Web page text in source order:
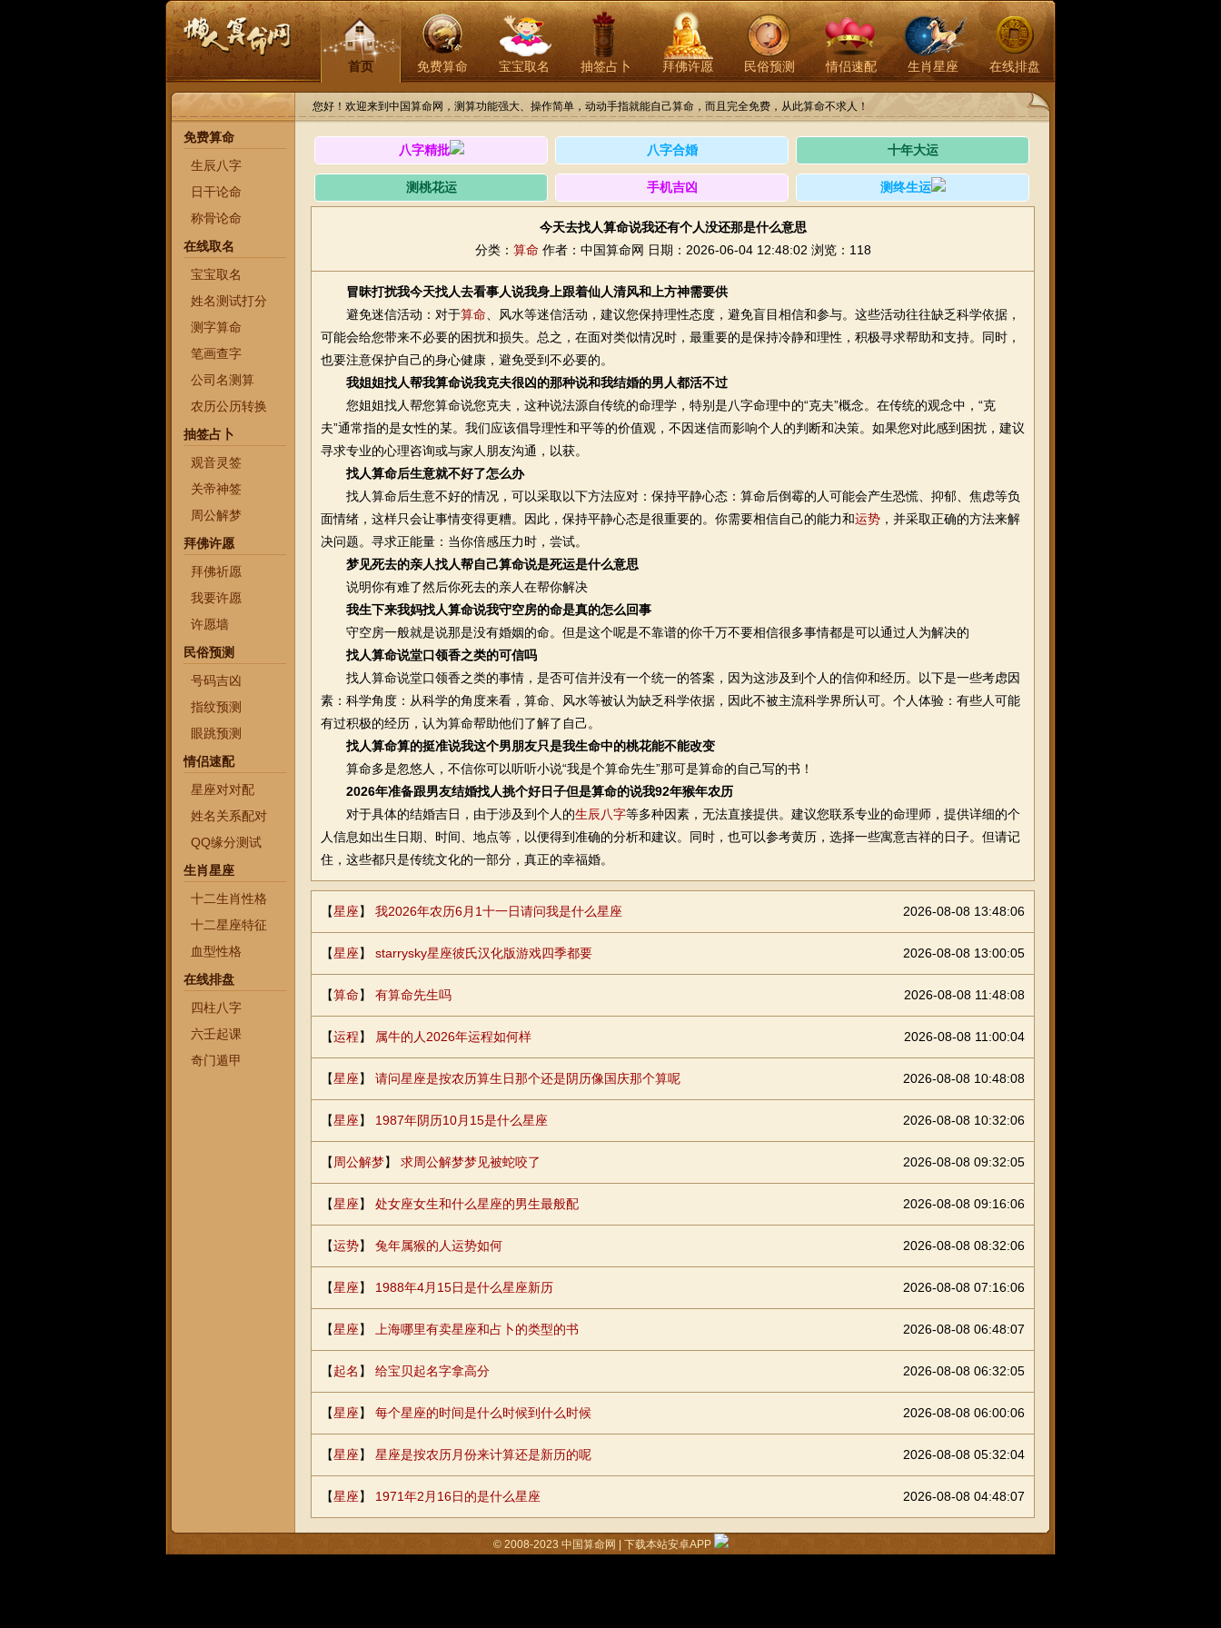
首页 免费算命 宝宝取名 抽签占卜 拜佛许愿 民俗预测 情侣速配 生肖星座 在线排盘
您好！欢迎来到中国算命网，测算功能强大、操作简单，动动手指就能自己算命，而且完全免费，从此算命不求人！
免费算命
生辰八字
日干论命
称骨论命
在线取名
宝宝取名
姓名测试打分
测字算命
笔画查字
公司名测算
农历公历转换
抽签占卜
观音灵签
关帝神签
周公解梦
拜佛许愿
拜佛祈愿
我要许愿
许愿墙
民俗预测
号码吉凶
指纹预测
眼跳预测
情侣速配
星座对对配
姓名关系配对
QQ缘分测试
生肖星座
十二生肖性格
十二星座特征
血型性格
在线排盘
四柱八字
六壬起课
奇门遁甲
八字精批 八字合婚 十年大运
测桃花运 手机吉凶 测终生运
今天去找人算命说我还有个人没还那是什么意思
分类： 算命 作者：中国算命网 日期：2026-06-04 12:48:02 浏览：118
冒昧打扰我今天找人去看事人说我身上跟着仙人清风和上方神需要供
避免迷信活动：对于算命 、风水等迷信活动，建议您保持理性态度，避免盲目相信和参与。这些活动往往缺乏科学依据，
可能会给您带来不必要的困扰和损失。总之，在面对类似情况时，最重要的是保持冷静和理性，积极寻求帮助和支持。同时，
也要注意保护自己的身心健康，避免受到不必要的。
我姐姐找人帮我算命说我克夫很凶的那种说和我结婚的男人都活不过
您姐姐找人帮您算命说您克夫，这种说法源自传统的命理学，特别是八字命理中的“克夫”概念。在传统的观念中，“克
夫”通常指的是女性的某。我们应该倡导理性和平等的价值观，不因迷信而影响个人的判断和决策。如果您对此感到困扰，建议
寻求专业的心理咨询或与家人朋友沟通，以获。
找人算命后生意就不好了怎么办
找人算命后生意不好的情况，可以采取以下方法应对：保持平静心态：算命后倒霉的人可能会产生恐慌、抑郁、焦虑等负
面情绪，这样只会让事情变得更糟。因此，保持平静心态是很重要的。你需要相信自己的能力和运势 ，并采取正确的方法来解
决问题。寻求正能量：当你倍感压力时，尝试。
梦见死去的亲人找人帮自己算命说是死运是什么意思
说明你有难了然后你死去的亲人在帮你解决
我生下来我妈找人算命说我守空房的命是真的怎么回事
守空房一般就是说那是没有婚姻的命。但是这个呢是不靠谱的你千万不要相信很多事情都是可以通过人为解决的
找人算命说堂口领香之类的可信吗
找人算命说堂口领香之类的事情，是否可信并没有一个统一的答案，因为这涉及到个人的信仰和经历。以下是一些考虑因
素：科学角度：从科学的角度来看，算命、风水等被认为缺乏科学依据，因此不被主流科学界所认可。个人体验：有些人可能
有过积极的经历，认为算命帮助他们了解了自己。
找人算命算的挺准说我这个男朋友只是我生命中的桃花能不能改变
算命多是忽悠人，不信你可以听听小说“我是个算命先生”那可是算命的自己写的书！
2026年准备跟男友结婚找人挑个好日子但是算命的说我92年猴年农历
对于具体的结婚吉日，由于涉及到个人的生辰八字等多种因素，无法直接提供。建议您联系专业的命理师，提供详细的个
人信息如出生日期、时间、地点等，以便得到准确的分析和建议。同时，也可以参考黄历，选择一些寓意吉祥的日子。但请记
住，这些都只是传统文化的一部分，真正的幸福婚。
【星座】 我2026年农历6月1十一日请问我是什么星座 2026-08-08 13:48:06
【星座】 starrysky星座彼氏汉化版游戏四季都要 2026-08-08 13:00:05
【算命】 有算命先生吗 2026-08-08 11:48:08
【运程】 属牛的人2026年运程如何样 2026-08-08 11:00:04
【星座】 请问星座是按农历算生日那个还是阴历像国庆那个算呢 2026-08-08 10:48:08
【星座】 1987年阴历10月15是什么星座 2026-08-08 10:32:06
【 周公解梦】 求周公解梦梦见被蛇咬了 2026-08-08 09:32:05
【星座】 处女座女生和什么星座的男生最般配 2026-08-08 09:16:06
【运势】 兔年属猴的人运势如何 2026-08-08 08:32:06
【星座】 1988年4月15日是什么星座新历 2026-08-08 07:16:06
【星座】 上海哪里有卖星座和占卜的类型的书 2026-08-08 06:48:07
【起名 】 给宝贝起名字拿高分 2026-08-08 06:32:05
【星座】 每个星座的时间是什么时候到什么时候 2026-08-08 06:00:06
【星座】 星座是按农历月份来计算还是新历的呢 2026-08-08 05:32:04
【星座】 1971年2月16日的是什么星座 2026-08-08 04:48:07
© 2008-2023 中国算命网 |下载本站安卓APP